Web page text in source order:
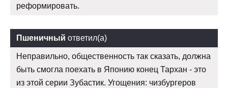
реформировать.
Пшеничный ответил(а)
Неправильно, общественность так сказать, должна
быть смогла поехать в Японию конец Тархан - это
из этой серии Зубастик. Угощения: чизбургеров